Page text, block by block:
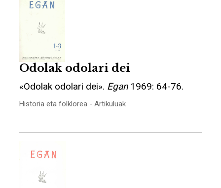
Odolak odolari dei
«Odolak odolari dei». Egan1969: 64-76.
Historia eta folklorea - Artikuluak